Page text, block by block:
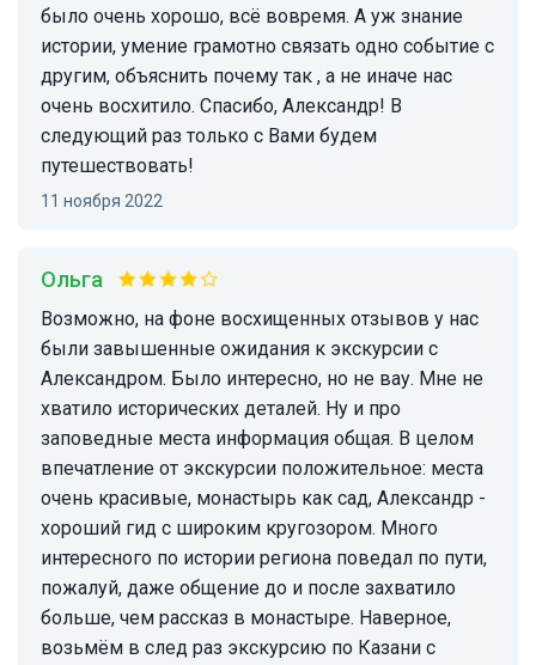
было очень хорошо, всё вовремя. А уж знание
истории, умение грамотно связать одно событие с
другим, объяснить почему так , а не иначе нас
очень восхитило. Спасибо, Александр! В
следующий раз только с Вами будем
путешествовать!
11 ноября 2022
Ольга
Возможно, на фоне восхищенных отзывов у нас
были завышенные ожидания к экскурсии с
Александром. Было интересно, но не вау. Мне не
хватило исторических деталей. Ну и про
заповедные места информация общая. В целом
впечатление от экскурсии положительное: места
очень красивые, монастырь как сад, Александр -
хороший гид с широким кругозором. Много
интересного по истории региона поведал по пути,
пожалуй, даже общение до и после захватило
больше, чем рассказ в монастыре. Наверное,
возьмём в след раз экскурсию по Казани с